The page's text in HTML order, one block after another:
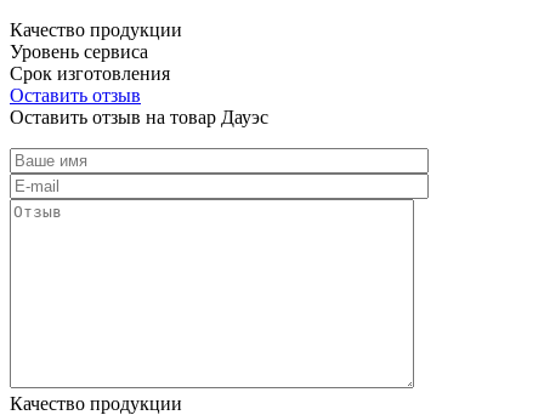
Качество продукции
Уровень сервиса
Срок изготовления
Оставить отзыв
Оставить отзыв на товар Дауэс
Качество продукции